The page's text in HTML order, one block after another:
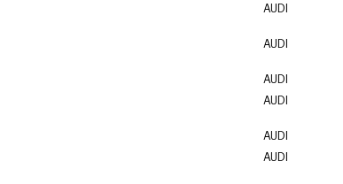
AUDI
AUDI
AUDI
AUDI
AUDI
AUDI